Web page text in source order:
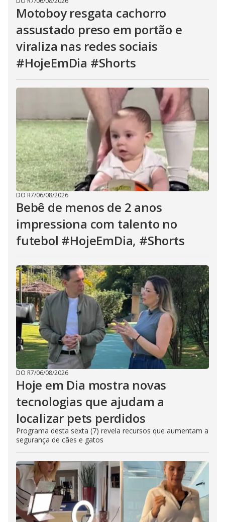
Motoboy resgata cachorro
assustado preso em portão e
viraliza nas redes sociais
#HojeEmDia #Shorts
DO R7/06/08/2026
Bebê de menos de 2 anos
impressiona com talento no
futebol #HojeEmDia, #Shorts
DO R7/06/08/2026
Hoje em Dia mostra novas
tecnologias que ajudam a
localizar pets perdidos
Programa desta sexta (7) revela recursos que aumentam a
segurança de cães e gatos